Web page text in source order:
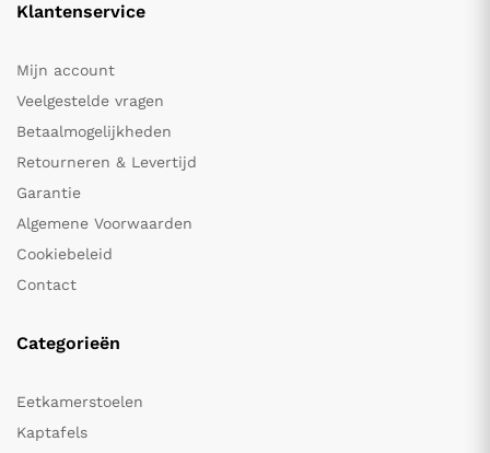
Klantenservice
Mijn account
Veelgestelde vragen
Betaalmogelijkheden
Retourneren & Levertijd
Garantie
Algemene Voorwaarden
Cookiebeleid
Contact
Categorieën
Eetkamerstoelen
Kaptafels